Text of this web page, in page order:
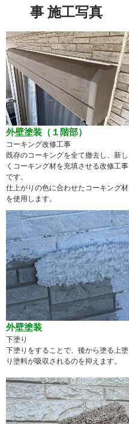
事 施工写真
外壁塗装（１階部）
コーキング改修工事
既存のコーキングを全て撤去し、新し
くコーキング材を充填させる改修工事
です。
仕上がりの色に合わせたコーキング材
を使用します。
外壁塗装
下塗り
下塗りをすることで、後から塗る上塗
り塗料が吸収されるのを抑えます。